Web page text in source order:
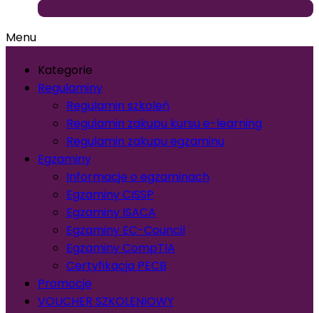
Menu
Kategorie
Regulaminy
Regulamin szkoleń
Regulamin zakupu kursu e-learning
Regulamin zakupu egzaminu
Egzaminy
Informacje o egzaminach
Egzaminy CISSP
Egzaminy ISACA
Egzaminy EC-Council
Egzaminy CompTIA
Certyfikacja PECB
Promocje
VOUCHER SZKOLENIOWY